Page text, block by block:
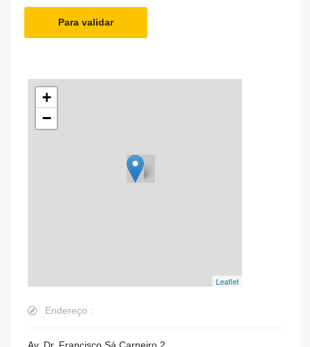
Para validar
+
−
Leaflet
Endereço :